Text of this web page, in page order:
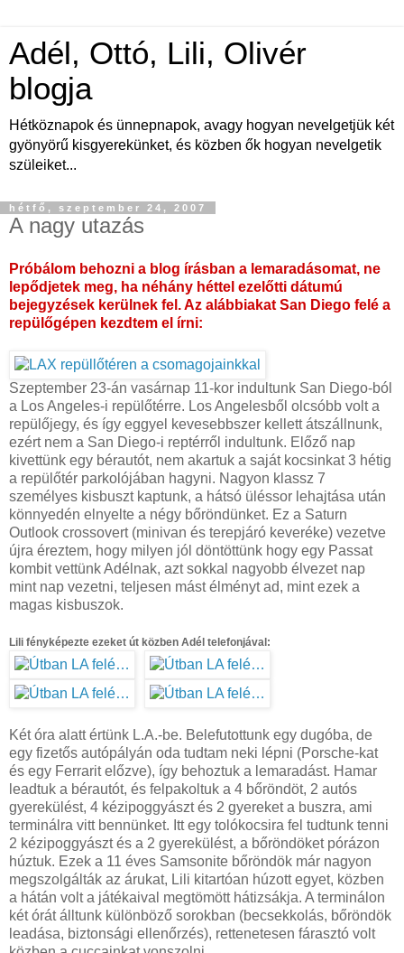
Adél, Ottó, Lili, Olivér
blogja
Hétköznapok és ünnepnapok, avagy hogyan nevelgetjük két
gyönyörű kisgyerekünket, és közben ők hogyan nevelgetik
szüleiket...
hétfő, szeptember 24, 2007
A nagy utazás
Próbálom behozni a blog írásban a lemaradásomat, ne
lepődjetek meg, ha néhány héttel ezelőtti dátumú
bejegyzések kerülnek fel. Az alábbiakat San Diego felé a
repülőgépen kezdtem el írni:
Szeptember 23-án vasárnap 11-kor indultunk San Diego-ból
a Los Angeles-i repülőtérre. Los Angelesből olcsóbb volt a
repülőjegy, és így eggyel kevesebbszer kellett átszállnunk,
ezért nem a San Diego-i reptérről indultunk. Előző nap
kivettünk egy bérautót, nem akartuk a saját kocsinkat 3 hétig
a repülőtér parkolójában hagyni. Nagyon klassz 7
személyes kisbuszt kaptunk, a hátsó üléssor lehajtása után
könnyedén elnyelte a négy bőröndünket. Ez a Saturn
Outlook crossovert (minivan és terepjáró keveréke) vezetve
újra éreztem, hogy milyen jól döntöttünk hogy egy Passat
kombit vettünk Adélnak, azt sokkal nagyobb élvezet nap
mint nap vezetni, teljesen mást élményt ad, mint ezek a
magas kisbuszok.
Lili fényképezte ezeket út közben Adél telefonjával:
Két óra alatt értünk L.A.-be. Belefutottunk egy dugóba, de
egy fizetős autópályán oda tudtam neki lépni (Porsche-kat
és egy Ferrarit előzve), így behoztuk a lemaradást. Hamar
leadtuk a bérautót, és felpakoltuk a 4 bőröndöt, 2 autós
gyerekülést, 4 kézipoggyászt és 2 gyereket a buszra, ami
terminálra vitt bennünket. Itt egy tolókocsira fel tudtunk tenni
2 kézipoggyászt és a 2 gyerekülést, a bőröndöket pórázon
húztuk. Ezek a 11 éves Samsonite bőröndök már nagyon
megszolgálták az árukat, Lili kitartóan húzott egyet, közben
a hátán volt a játékaival megtömött hátizsákja. A terminálon
két órát álltunk különböző sorokban (becsekkolás, bőröndök
leadása, biztonsági ellenőrzés), rettenetesen fárasztó volt